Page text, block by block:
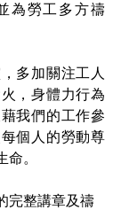
為勞工多方禱
多加關注工人
，身體力行為
我們的工作參
個人的勞動尊
。
完整講章及禱